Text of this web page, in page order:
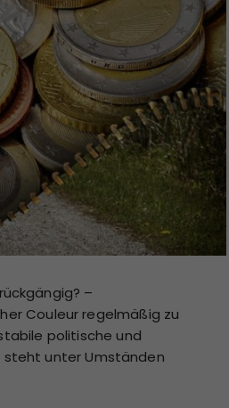
–
Couleur regelmäßig zu
politische und
steht unter Umständen